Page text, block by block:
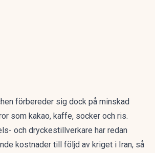
förbereder sig dock på minskad
som kakao, kaffe, socker och ris.
och dryckestillverkare har redan
kostnader till följd av kriget i Iran, så